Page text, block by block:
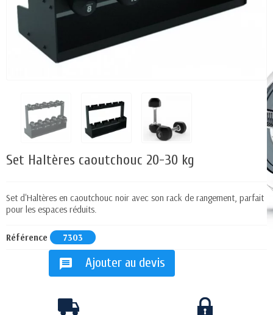
Set Haltères caoutchouc 20-30 kg
Set d'Haltères en caoutchouc noir avec son rack de rangement, parfait
pour les espaces réduits.
Référence 7303
message Ajouter au devis